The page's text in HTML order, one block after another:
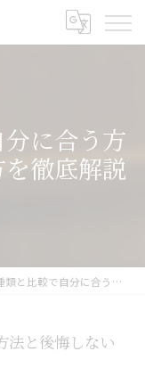
に合う方
徹底解説
自分に合う方法と後悔しない選び方を徹底解説
法と後悔しない